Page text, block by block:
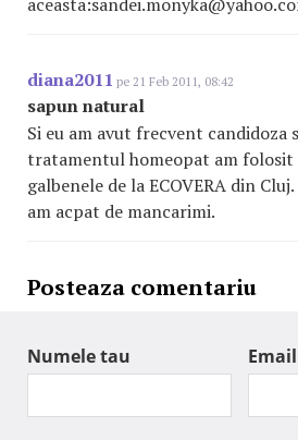
diana2011 pe 21 Feb 2011, 08:42
sapun natural
Si eu am avut frecvent candidoza
tratamentul homeopat am
galbenele de la ECOVERA din
am acpat de mancarimi.
Posteaza comentariu
Numele tau